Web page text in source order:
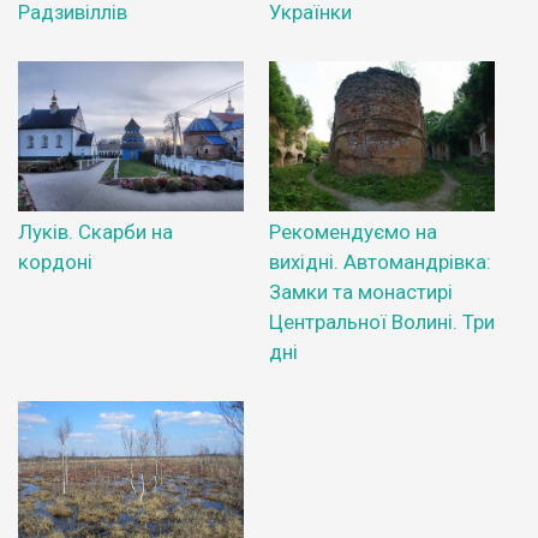
Радзивіллів Українки
Луків. Скарби на
кордоні
Рекомендуємо на
вихідні. Автомандрівка:
Замки та монастирі
Центральної Волині. Три
дні